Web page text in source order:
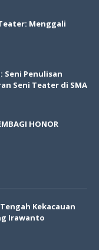
Menggali
Seni Penulisan
Seni Teater di SMA
HONOR
Kekacauan
Irawanto